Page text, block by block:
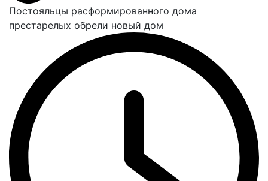
Постояльцы расформированного дома
престарелых обрели новый дом